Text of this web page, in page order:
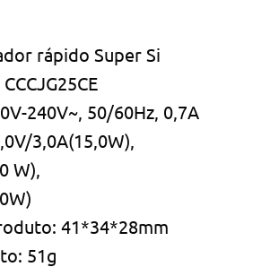
rápido Super Si
240V~, 50/60Hz, 0,7A
3,0A(15,0W),
W),
41*34*28mm
51g